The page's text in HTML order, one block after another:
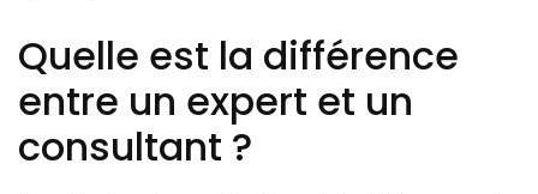
Quelle est la différence
entre un expert et un
consultant ?